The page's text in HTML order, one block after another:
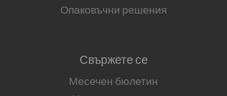
Опаковъчни решения
Свържете се
Месечен бюлетин